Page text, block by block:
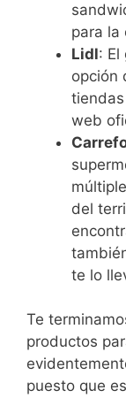
para la
Lidl: El
opción
web
del
te lo
Te
productos
puesto que